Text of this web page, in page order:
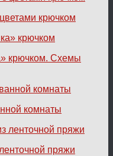
крючком
крючком. Схемы
комнаты
пряжи